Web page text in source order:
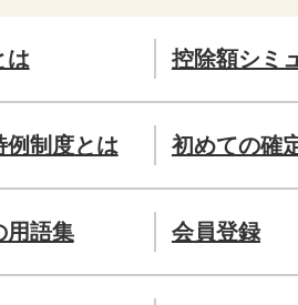
は 控除額シミ
例制度とは 初めての確
用語集 会員登録